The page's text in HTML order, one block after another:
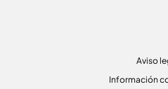
Aviso
Información